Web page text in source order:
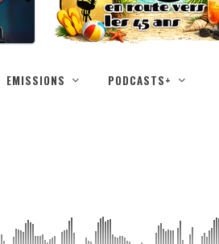
EMISSIONS PODCASTS+